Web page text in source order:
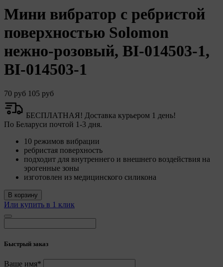
Мини вибратор с ребристой
поверхностью Solomon
нежно-розовый, BI-014503-1,
BI-014503-1
70 руб 105 руб
БЕСПЛАТНАЯ! Доставка курьером 1 день!
По Беларуси почтой 1-3 дня.
10 режимов вибрации
ребристая поверхность
подходит для внутреннего и внешнего воздействия на
эрогенные зоны
изготовлен из медицинского силикона
В корзину
Или купить в 1 клик
Быстрый заказ
Ваше имя*
О политике обработки файлов cookie
cookie
«Общество»
2. Утверждение положения о политике обработки
файлов cookie (далее –
из принимаемых Обществом мер по защите
персональных данных, предусмотренных статьей 17
Закона Республики Беларусь от 7 мая 2021 г. № 99-З
«О защите персональных данных» (далее –
данных, которые осуществляют использование веб-
каких целей и каким образом Общество